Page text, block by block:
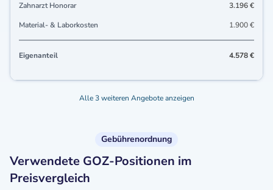
Zahnarzt Honorar
3.196 €
Material- & Laborkosten
1.900 €
Eigenanteil 4.578 €
Alle 3 weiteren Angebote anzeigen
Gebührenordnung
Verwendete GOZ-Positionen im
Preisvergleich